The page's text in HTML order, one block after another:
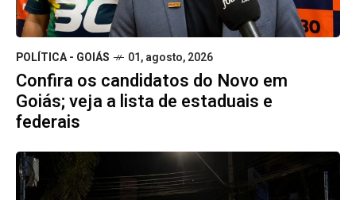
POLÍTICA - GOIÁS 01, agosto, 2026
Confira os candidatos do Novo em
Goiás; veja a lista de estaduais e
federais